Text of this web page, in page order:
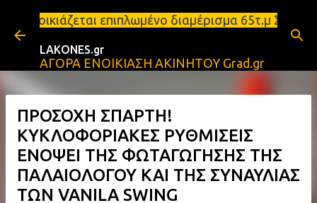
Μετάβαση στο κύριο περιεχόμενο
επιπλωμένο διαμέρισμα 65τ.μ
LAKONES.gr
ΑΓΟΡΑ ΕΝΟΙΚΙΑΣΗ ΑΚΙΝΗΤΟΥ Grad.gr
ΠΡΟΣΟΧΗ ΣΠΑΡΤΗ!
ΚΥΚΛΟΦΟΡΙΑΚΕΣ ΡΥΘΜΙΣΕΙΣ
ΕΝΟΨΕΙ ΤΗΣ ΦΩΤΑΓΩΓΗΣΗΣ ΤΗΣ
ΠΑΛΑΙΟΛΟΓΟΥ ΚΑΙ ΤΗΣ ΣΥΝΑΥΛΙΑΣ
ΤΩΝ VANILA SWING